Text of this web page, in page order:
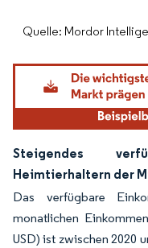
Quelle: Mordor
Steigendes
Heimtierhaltern der
Das verfügbare
monatlichen
USD) ist zwischen 2020